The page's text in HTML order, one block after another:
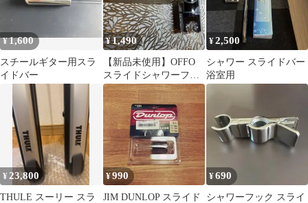
¥1,600
スチールギター用スラ
イドバー
¥1,490
【新品未使用】OFFO
スライドシャワーフッ
ク 32mmスライドバー
対応 後付可
¥2,500
シャワー スライドバー
浴室用
¥23,800
THULE スーリー スラ
¥990
JIM DUNLOP スライド
¥690
シャワーフック スライ